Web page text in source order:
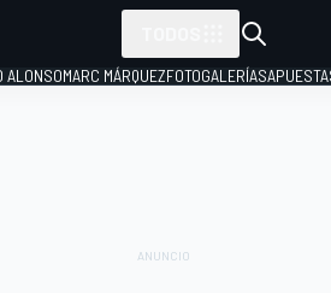
ALONSOMARC MÁRQUEZFOTOGALERÍAS